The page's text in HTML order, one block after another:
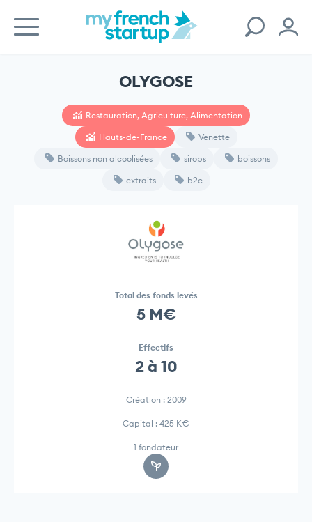
OLYGOSE
Restauration, Agriculture, Alimentation
Hauts-de-France Venette
Boissons non alcoolisées sirops boissons
extraits b2c
Total des fonds levés
5 M€
Effectifs
2 à 10
Création : 2009
Capital : 425 K€
1 fondateur